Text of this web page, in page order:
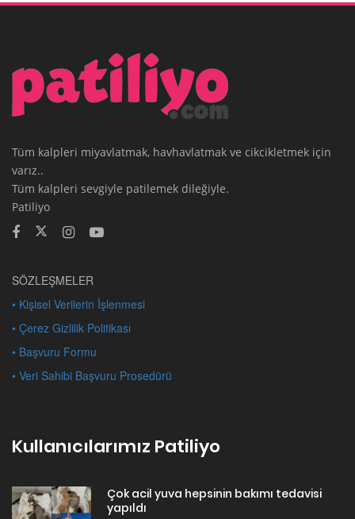
Tüm kalpleri miyavlatmak, havhavlatmak ve cikcikletmek için
varız..
Tüm kalpleri sevgiyle patilemek dileğiyle.
Patiliyo
SÖZLEŞMELER
• Kişisel Verilerin İşlenmesi
• Çerez Gizlilik Politikası
• Başvuru Formu
• Veri Sahibi Başvuru Prosedürü
Kullanıcılarımız Patiliyo
Çok acil yuva hepsinin bakımı tedavisi
yapıldı